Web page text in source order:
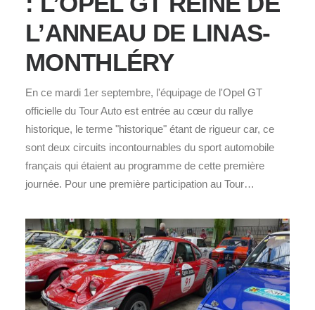
L’ANNEAU DE LINAS-
MONTHLÉRY
En ce mardi 1er septembre, l'équipage de l'Opel GT
officielle du Tour Auto est entrée au cœur du rallye
historique, le terme "historique" étant de rigueur car, ce
sont deux circuits incontournables du sport automobile
français qui étaient au programme de cette première
journée. Pour une première participation au Tour…